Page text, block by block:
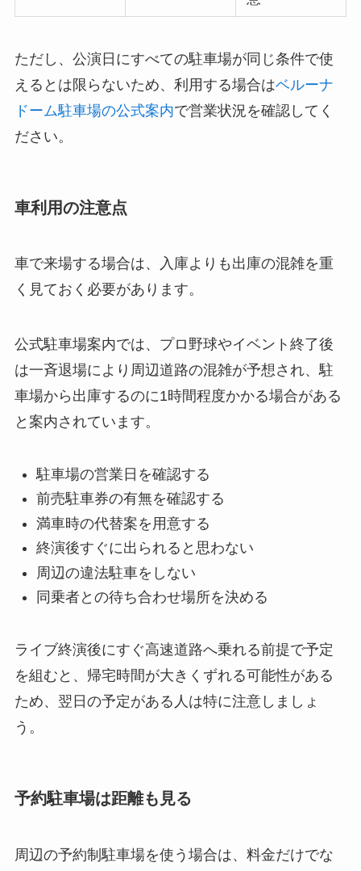
ただし、公演日にすべての駐車場が同じ条件で使
えるとは限らないため、利用する場合はベルーナ
ドーム駐車場の公式案内で営業状況を確認してく
ださい。
車利用の注意点
車で来場する場合は、入庫よりも出庫の混雑を重
く見ておく必要があります。
公式駐車場案内では、プロ野球やイベント終了後
は一斉退場により周辺道路の混雑が予想され、駐
車場から出庫するのに1時間程度かかる場合がある
と案内されています。
駐車場の営業日を確認する
前売駐車券の有無を確認する
満車時の代替案を用意する
終演後すぐに出られると思わない
周辺の違法駐車をしない
同乗者との待ち合わせ場所を決める
ライブ終演後にすぐ高速道路へ乗れる前提で予定
を組むと、帰宅時間が大きくずれる可能性がある
ため、翌日の予定がある人は特に注意しましょ
う。
予約駐車場は距離も見る
周辺の予約制駐車場を使う場合は、料金だけでな